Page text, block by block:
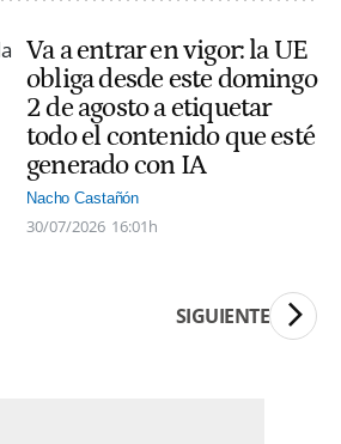
Va a entrar en vigor: la UE
obliga desde este domingo
2 de agosto a etiquetar
todo el contenido que esté
generado con IA
Nacho Castañón
30/07/2026 16:01h
SIGUIENTE